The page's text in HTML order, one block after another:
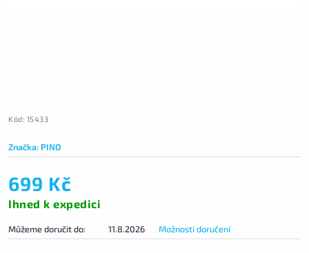
Kód: 15433
Značka: PINO
699 Kč
Ihned k expedici
Můžeme doručit do: 11.8.2026 Možnosti doručení